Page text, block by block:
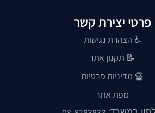
פרטי יצירת קשר
♿ הצהרת נגישות
📝 תקנון אתר
🔏 מדיניות פרטיות
מפת אתר